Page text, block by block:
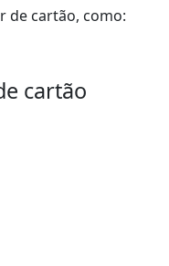
de cartão, como:
cartão